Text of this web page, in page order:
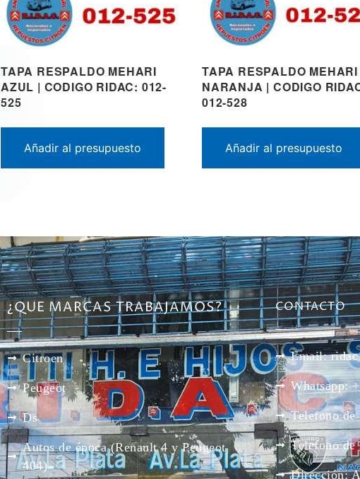
TAPA RESPALDO MEHARI
AZUL | CODIGO RIDAC: 012-
525
Añadir al presupuesto
TAPA RESPALDO MEHARI
NARANJA | CODIGO
012-528
Añadir al presupuesto
¿QUE MARCAS TRABAJAMOS?
Citroen
Peugeot
Ds
Autos de época (Renault 4 y Peugeot
404)
CONTACTO
Email:
Whatsapp:
Telefono de
Telefono de
Dirección: